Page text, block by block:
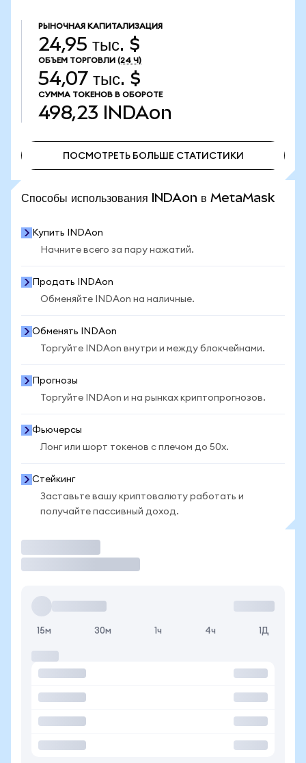
РЫНОЧНАЯ КАПИТАЛИЗАЦИЯ
24,95 тыс. $
ОБЪЕМ ТОРГОВЛИ (24 Ч)
54,07 тыс. $
СУММА ТОКЕНОВ В ОБОРОТЕ
498,23 INDAon
ПОСМОТРЕТЬ БОЛЬШЕ СТАТИСТИКИ
Способы использования INDAon в MetaMask
Купить INDAon
Начните всего за пару нажатий.
Продать INDAon
Обменяйте INDAon на наличные.
Обменять INDAon
Торгуйте INDAon внутри и между блокчейнами.
Прогнозы
Торгуйте INDAon и на рынках криптопрогнозов.
Фьючерсы
Лонг или шорт токенов с плечом до 50x.
Стейкинг
Заставьте вашу криптовалюту работать и
получайте пассивный доход.
15м 30м 1ч 4ч 1Д